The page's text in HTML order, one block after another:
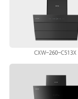
CXW-260-C513X